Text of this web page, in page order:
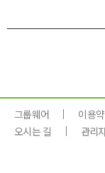
그룹웨어 이용
오시는 길
관리